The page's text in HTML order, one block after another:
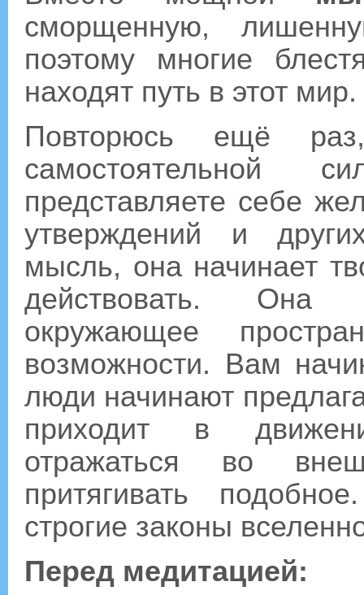
сморщенную,
поэтому многие
находят путь в этот
Повторюсь ещё
самостоятельной
представляете себе
утверждений и
мысль, она начинает
действовать. Она
окружающее
возможности. Вам
люди начинают
приходит в
отражаться во
притягивать
строгие законы
Перед медитацией: